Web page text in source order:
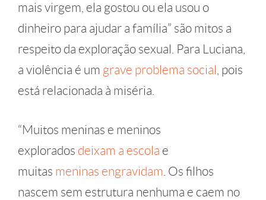
mais virgem, ela gostou ou ela usou o
dinheiro para ajudar a família” são mitos a
respeito da exploração sexual. Para Luciana,
a violência é um grave problema social , pois
está relacionada à miséria.
“Muitos meninas e meninos
explorados deixam a escola e
muitas meninas engravidam . Os filhos
nascem sem estrutura nenhuma e caem no